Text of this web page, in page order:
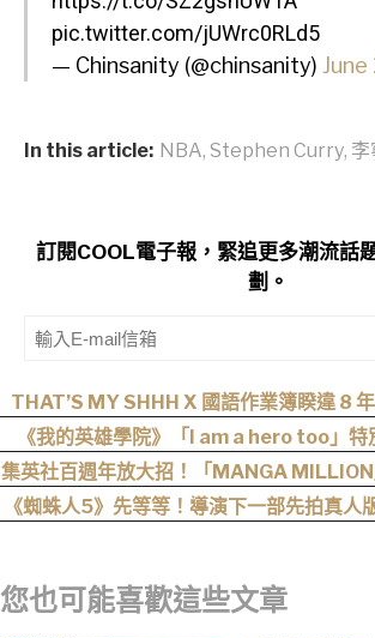
pic.twitter.com/jUWrc0RLd5
— Chinsanity (@chinsanity) June
In this article: NBA, Stephen Curry, 李
訂閱COOL電子報，緊追更多潮流話
劃。
THAT’S MY SHHH X 國語作業簿睽違 8
2」集結熊仔、陳嫺靜、山姆…完整卡司
《我的英雄學院》「I am a hero too」特
〈Hero too〉正式公開！
集英社百週年放大招！「MANGA
費看，《航海王》、《火影忍者》支
《蜘蛛人5》先等等！導演下一部先拍真人
您也可能喜歡這些文章